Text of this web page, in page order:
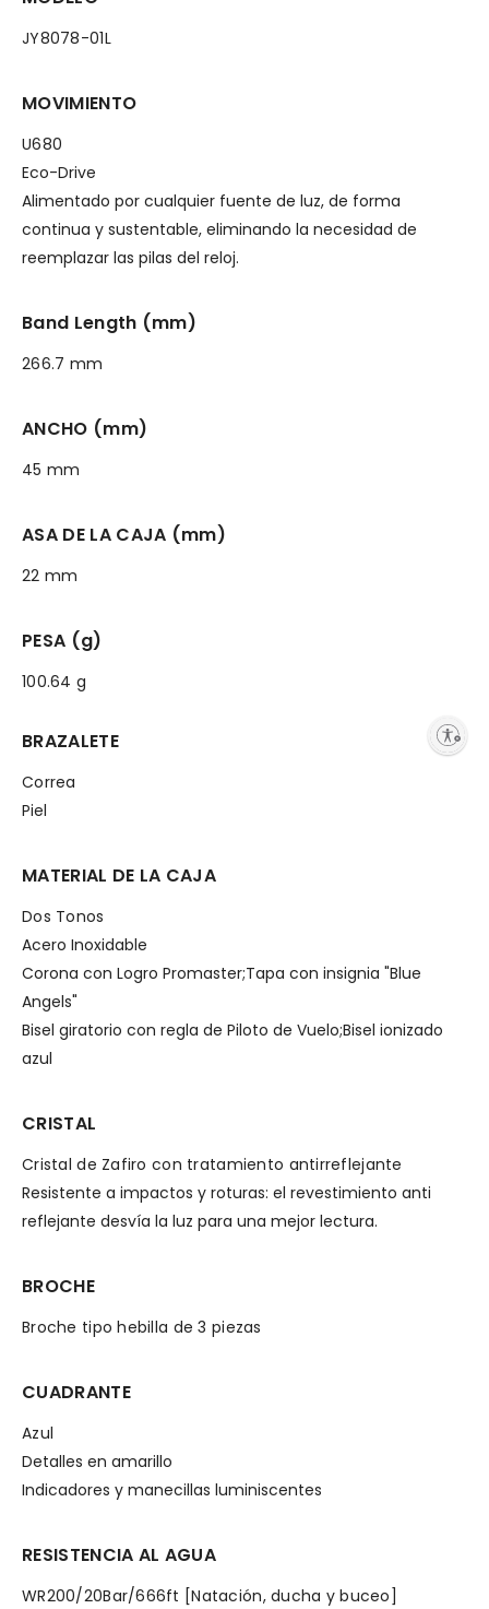
JY8078-01L
MOVIMIENTO
U680
Eco-Drive
Alimentado por cualquier fuente de luz, de forma
continua y sustentable, eliminando la necesidad de
reemplazar las pilas del reloj.
Band Length (mm)
266.7 mm
ANCHO (mm)
45 mm
ASA DE LA CAJA (mm)
22 mm
PESA (g)
100.64 g
BRAZALETE
Correa
Piel
MATERIAL DE LA CAJA
Dos Tonos
Acero Inoxidable
Corona con Logro Promaster;Tapa con insignia "Blue
Angels"
Bisel giratorio con regla de Piloto de Vuelo;Bisel ionizado
azul
CRISTAL
Cristal de Zafiro con tratamiento antirreflejante
Resistente a impactos y roturas: el revestimiento anti
reflejante desvía la luz para una mejor lectura.
BROCHE
Broche tipo hebilla de 3 piezas
CUADRANTE
Azul
Detalles en amarillo
Indicadores y manecillas luminiscentes
RESISTENCIA AL AGUA
WR200/20Bar/666ft [Natación, ducha y buceo]